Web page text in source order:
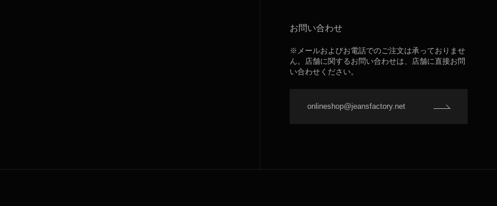
お問い合わせ
※メールおよびお電話でのご注文は承っておりませ
ん。店舗に関するお問い合わせは、店舗に直接お問
い合わせください。
onlineshop@jeansfactory.net